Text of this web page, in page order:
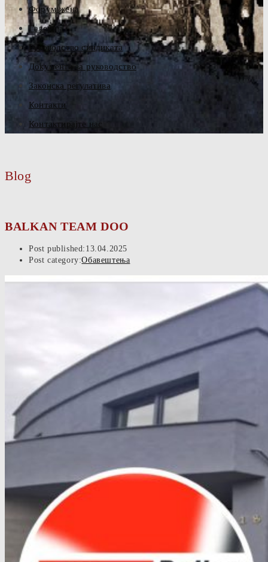
Форум жена
Галерија
Руководство синдиката
Документа за руководство
Законска регулатива
Контакти
Контактирајте нас
Blog
BALKAN TEAM DOO
Post published: 13.04.2025
Post category:Обавештења